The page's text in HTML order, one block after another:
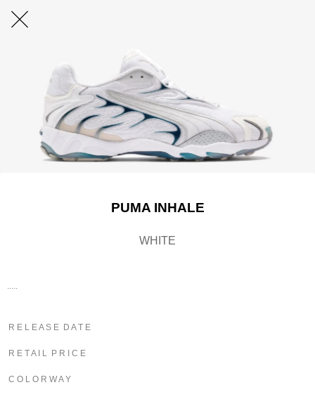
PUMA INHALE
WHITE
R E L E A S E D A T E
R E T A I L P R I C E
C O L O R W A Y